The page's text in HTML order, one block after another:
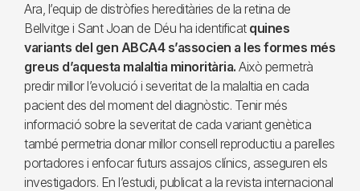
Ara, l’equip de distròfies hereditàries de la retina de
Bellvitge i Sant Joan de Déu ha identificat quines
variants del gen ABCA4 s’associen a les formes més
greus d’aquesta malaltia minoritària. Això permetrà
predir millor l’evolució i severitat de la malaltia en cada
pacient des del moment del diagnòstic. Tenir més
informació sobre la severitat de cada variant genètica
també permetria donar millor consell reproductiu a parelles
portadores i enfocar futurs assajos clínics, asseguren els
investigadors. En l’estudi, publicat a la revista internacional